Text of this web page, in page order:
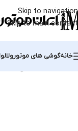
Skip to navigation
Skip to main content
خانهگوشی های موتورولا